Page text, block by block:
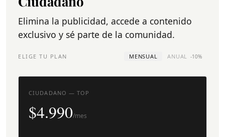
Elimina la publicidad, accede a contenido
exclusivo y sé parte de la comunidad.
ELIGE TU PLAN MENSUAL ANUAL -10%
CIUDADANO — TOP
$4.990/mes